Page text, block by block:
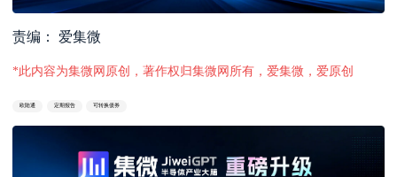
责编： 爱集微
*此内容为集微网原创，著作权归集微网所有，爱集微，爱原创
欧陆通 定期报告 可转换债券